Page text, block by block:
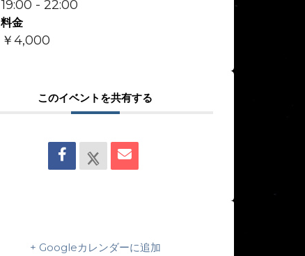
19:00 - 22:00
料金
￥4,000
このイベントを共有する
+ Googleカレンダーに追加